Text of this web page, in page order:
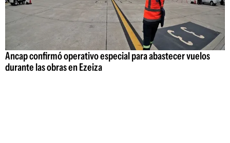
Ancap confirmó operativo especial para abastecer vuelos
durante las obras en Ezeiza